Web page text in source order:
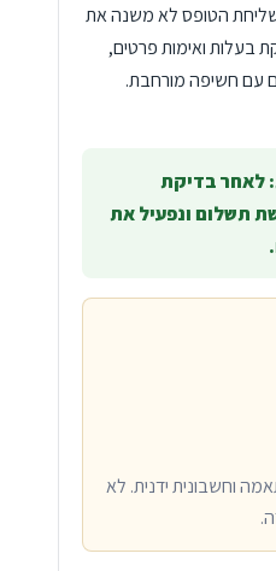
שליחת הטופס לא משנה את
בעלות ואימות פרטים,
עם חשיפה מורחבת.
לאחר בדיקת
תשלום ונפעיל את
וחשבונית ידנית. לא